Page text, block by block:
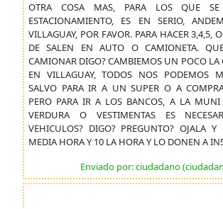
OTRA COSA MAS, PARA LOS QUE
ESTACIONAMIENTO, ES EN SERIO,
VILLAGUAY, POR FAVOR. PARA HACER 3,4,5,
DE SALEN EN AUTO O CAMIONETA.
CAMIONAR DIGO? CAMBIEMOS UN POCO LA
EN VILLAGUAY, TODOS NOS PODEMOS
SALVO PARA IR A UN SUPER O A
PERO PARA IR A LOS BANCOS, A LA
VERDURA O VESTIMENTAS ES
VEHICULOS? DIGO? PREGUNTO? OJALA
MEDIA HORA Y 10 LA HORA Y LO DONEN A
Enviado por: ciudadano